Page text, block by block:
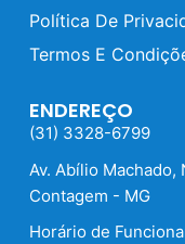
Política De
Termos E
ENDEREÇO
(31) 3328-6799
Av. Abílio Machado,
Contagem - MG
Horário de